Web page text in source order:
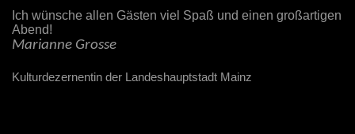
Ich wünsche allen Gästen viel Spaß und einen großartigen
Abend!
Marianne Grosse
Kulturdezernentin der Landeshauptstadt Mainz